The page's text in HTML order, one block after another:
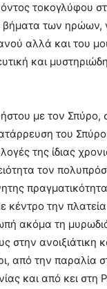
τοκογλύφου
των ηρώων,
αλλά και του
και
με τον Σπύρο,
του
της ίδιας
τον
κέντρο την
ακόμα τη
στην ανοιξιάτικη
από την παραλία
και από κει στη